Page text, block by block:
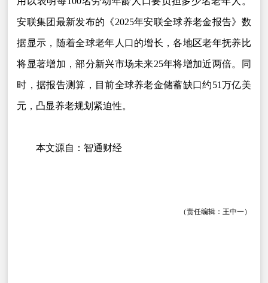
安联集团最新发布的《2025年安联全球养老金报告》数
据显示，随着全球老年人口的增长，各地区老年抚养比
将显著增加，部分新兴市场未来25年将增加近两倍。同
时，据报告测算，目前全球养老金储蓄缺口约51万亿美
元，凸显养老规划紧迫性。
本文源自：智通财经
（责任编辑：王中一）